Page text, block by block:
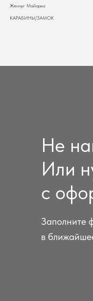
Жемчуг Майорка
КАРАБИНЫ/ЗАМОК
Не
Или
с
Заполните
в